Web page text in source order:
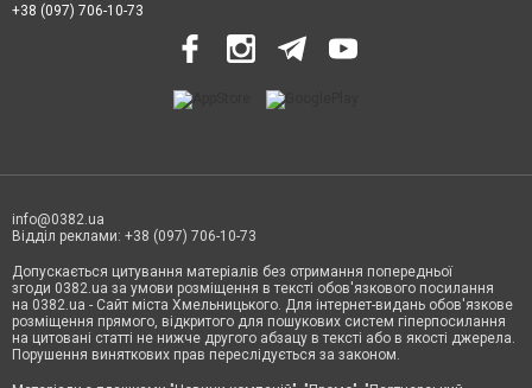
+38 (097) 706-10-73
info@0382.ua
Відділ реклами: +38 (097) 706-10-73
Допускається цитування матеріалів без отримання попередньої
згоди 0382.ua за умови розміщення в тексті обов'язкового посилання
на 0382.ua - Сайт міста Хмельницького. Для інтернет-видань обов'язкове
розміщення прямого, відкритого для пошукових систем гіперпосилання
на цитовані статті не нижче другого абзацу в тексті або в якості джерела.
Порушення виняткових прав переслідується за законом.